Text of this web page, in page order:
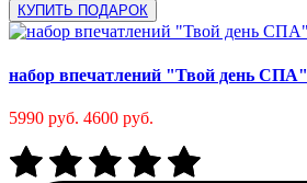
КУПИТЬ ПОДАРОК
набор впечатлений "Твой день СПА"
5990 руб. 4600 руб.